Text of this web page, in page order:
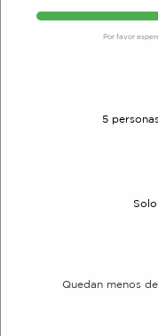
Por favor
5
Quedan menos